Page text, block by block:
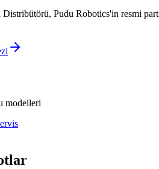
Pudu Robotics'in resmi
modelleri